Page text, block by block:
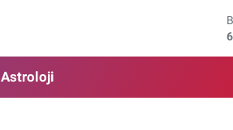
Astroloji